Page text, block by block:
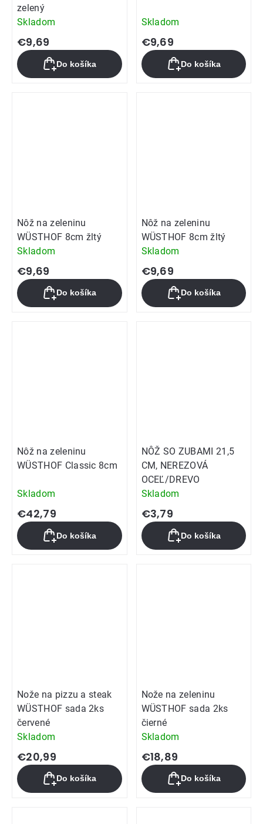
zelený
Skladom
€9,69
Do košíka
Skladom
€9,69
Do košíka
Nôž na zeleninu
WÜSTHOF 8cm žltý
Skladom
€9,69
Do košíka
Nôž na zeleninu
WÜSTHOF 8cm žltý
Skladom
€9,69
Do košíka
Nôž na zeleninu
WÜSTHOF Classic 8cm
Skladom
€42,79
Do košíka
NÔŽ SO ZUBAMI 21,5
CM, NEREZOVÁ
OCEĽ/DREVO
Skladom
€3,79
Do košíka
Nože na pizzu a steak
WÜSTHOF sada 2ks
červené
Skladom
€20,99
Do košíka
Nože na zeleninu
WÜSTHOF sada 2ks
čierné
Skladom
€18,89
Do košíka